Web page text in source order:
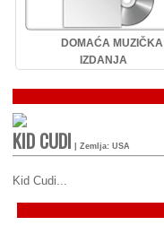
DOMAĆA MUZIČKA
IZDANJA
KID CUDI | Zemlja: USA
Kid Cudi...